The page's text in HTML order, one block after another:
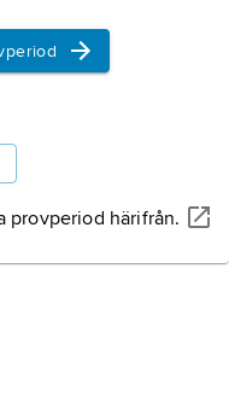
provperiod härifrån.